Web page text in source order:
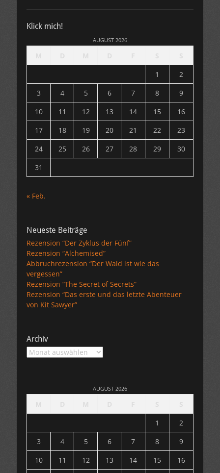
Klick mich!
AUGUST 2026
1
2
3
4 5 6 7 8
9
10
11 12 13 14 15
16
17
18 19 20 21 22
23
24
25 26 27 28 29
30
31
« Feb.
Neueste Beiträge
Rezension “Der Zyklus der Fünf”
Rezension “Alchemised”
Abbruchrezension “Der Wald ist wie das
vergessen”
Rezension “The Secret of Secrets”
Rezension “Das erste und das letzte Abenteuer
von Kit Sawyer”
Archiv
Archiv
AUGUST 2026
1
2
3
4 5 6 7 8
9
10
11 12 13 14 15 16